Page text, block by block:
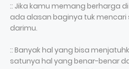
:: Jika kamu memang berharga
ada alasan baginya tuk mencari
darimu.
:: Banyak hal yang bisa
satunya hal yang benar-benar